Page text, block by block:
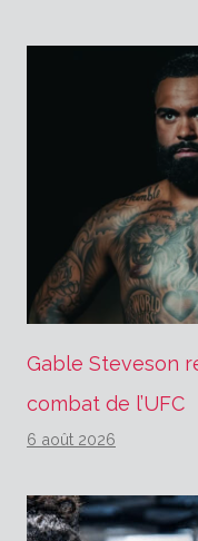
Gable Steveson
combat de l’UFC
6 août 2026